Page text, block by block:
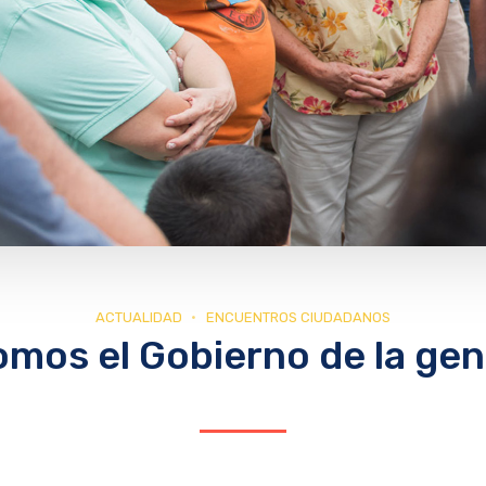
ACTUALIDAD ENCUENTROS CIUDADANOS
el Gobierno de la